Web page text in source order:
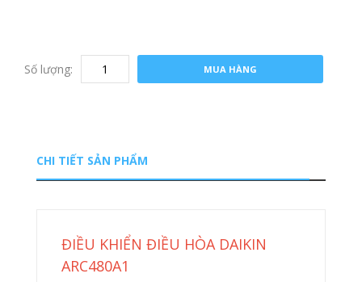
Số lượng: MUA HÀNG
CHI TIẾT SẢN PHẨM
ĐIỀU KHIỂN ĐIỀU HÒA DAIKIN
ARC480A1